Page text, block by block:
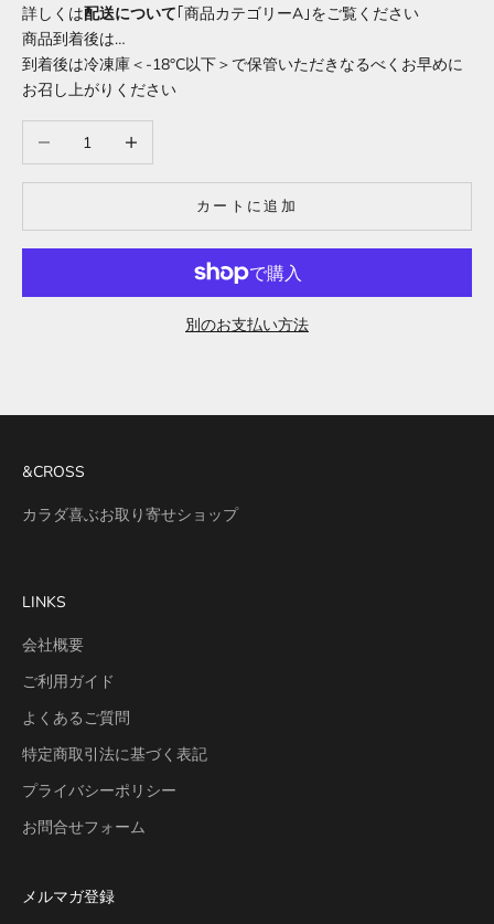
詳しくは配送について｢商品カテゴリーA｣をご覧ください
商品到着後は…
到着後は冷凍庫＜-18°C以下＞で保管いただきなるべくお早めに
お召し上がりください
数量を減らす 数量を増やす
カートに追加
別のお支払い方法
&CROSS
カラダ喜ぶお取り寄せショップ
LINKS
会社概要
ご利用ガイド
よくあるご質問
特定商取引法に基づく表記
プライバシーポリシー
お問合せフォーム
メルマガ登録